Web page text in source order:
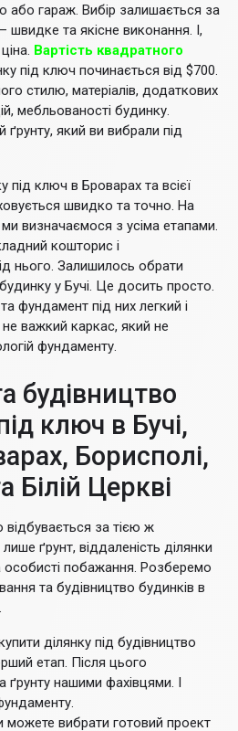
або гараж. Вибір залишається за
швидке та якісне виконання. І,
Вартість квадратного
під ключ починається від $700.
стилю, матеріалів, додаткових
мебльованості будинку.
ґрунту, який ви вибрали під
під ключ в Броварах та всієї
швидко та точно. На
визначаємося з усіма етапами.
кошторис і
нього. Залишилось обрати
у Бучі. Це досить просто.
фундамент під них легкий і
важкий каркас, який не
фундаменту.
будівництво
ключ в Бучі,
Борисполі,
Білій Церкві
відбувається за тією ж
ґрунт, віддаленість ділянки
особисті побажання. Розберемо
та будівництво будинків в
ділянку під будівництво
етап. Після цього
ґрунту нашими фахівцями. І
можете вибрати готовий проект